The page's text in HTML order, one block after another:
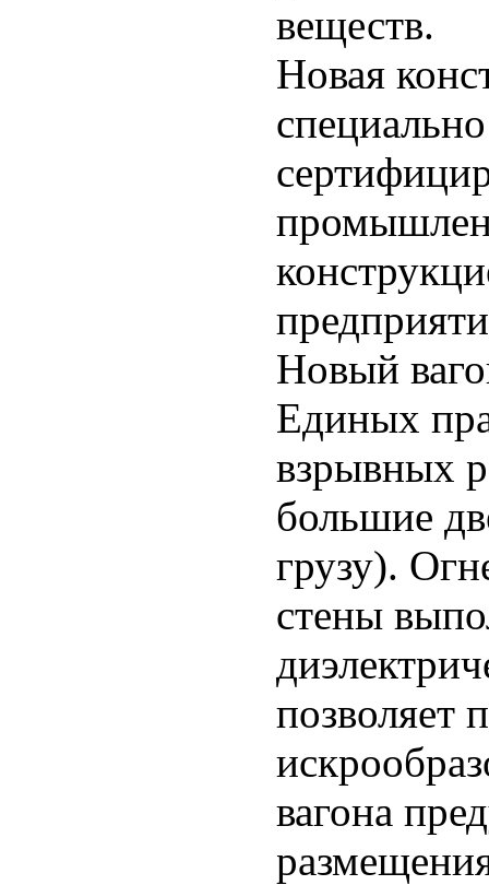
веществ.
Новая
Новый
Единых
взрывных
большие
грузу).
стены
позволяет
вагона